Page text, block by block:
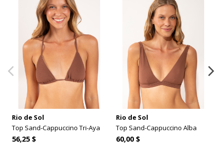
Rio de Sol
Top Sand-Cappuccino Tri-Aya
56,25 $
Rio de Sol
Top Sand-Cappuccino Alba
60,00 $